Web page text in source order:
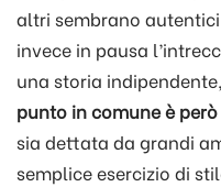
altri sembrano
invece in pausa
una storia
punto in comune è
sia dettata da grandi
semplice esercizio di